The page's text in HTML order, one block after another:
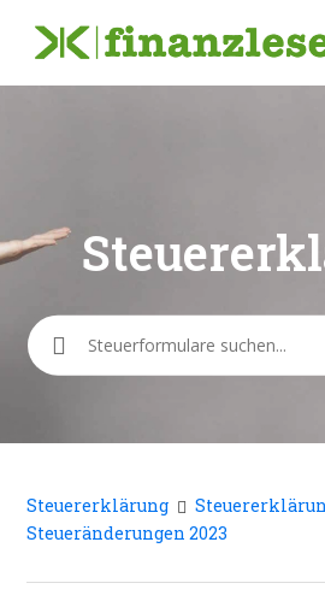
Suche
Steuererklärung
Steueränderungen 2023